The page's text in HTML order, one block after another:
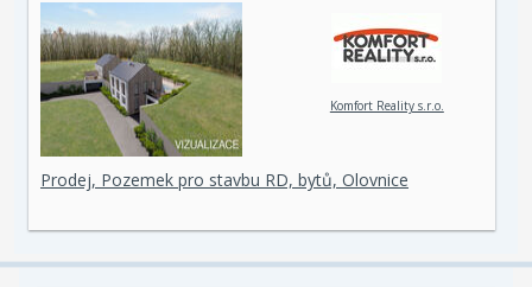
Komfort Reality s.r.o.
Prodej, Pozemek pro stavbu RD, bytů, Olovnice